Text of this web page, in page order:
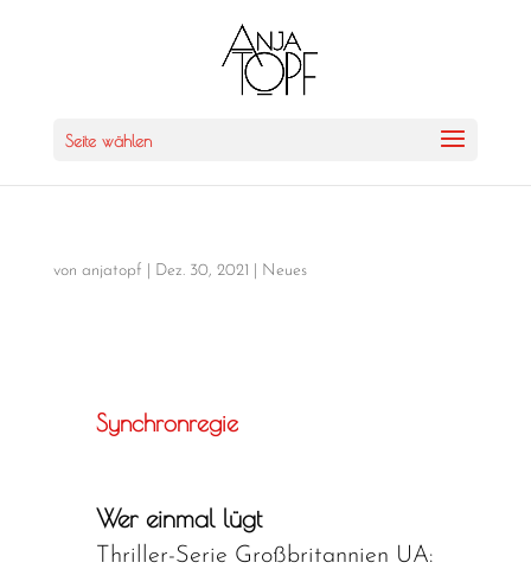
Seite wählen
von anjatopf Dez. 30, 2021 Neues
Synchronregie
Wer einmal lügt
Thriller-Serie Großbritannien UA: